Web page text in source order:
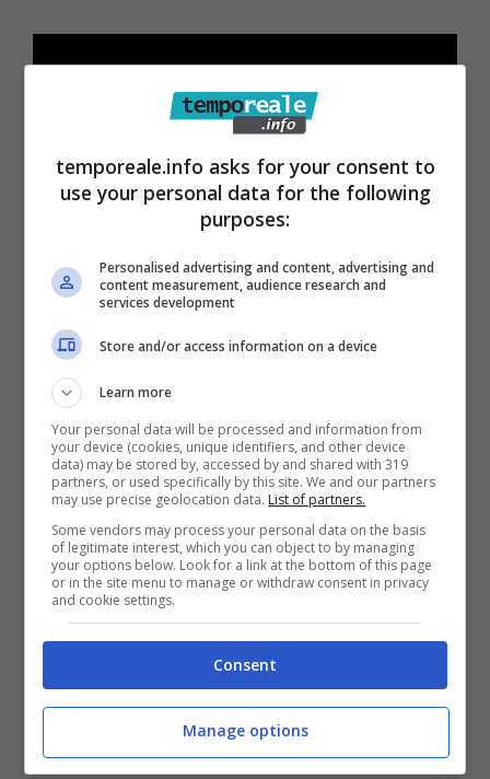
Articoli recentiDa Gioco a Tragedia:
Chiede 176 Milioni per
Swatting Durante Partita
di Rust
temporeale.info asks for your consent to
use your personal data for the following
purposes:
Personalised advertising and content, advertising and
content measurement, audience research and
services development
Store and/or access information on a device
Learn more
Your personal data will be processed and information from
your device (cookies, unique identifiers, and other device
data) may be stored by, accessed by and shared with 319
partners, or used specifically by this site. We and our partners
may use precise geolocation data. List of partners.
Some vendors may process your personal data on the basis
of legitimate interest, which you can object to by managing
your options below. Look for a link at the bottom of this page
or in the site menu to manage or withdraw consent in privacy
and cookie settings.
Consent
Manage options